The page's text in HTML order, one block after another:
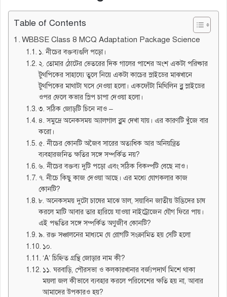
Table of Contents
WBBSE Class 8 MCQ Adaptation Package Science
১. নীচের বক্তব্যগুলি পড়ো।
২. তোমার ঠোটের ভেতরের দিক গালের পাশের অংশ একটা পরিষ্কার
টুথপিকের সাহায্যে তুলে নিয়ে একটা কাচের স্লাইডের মাঝখানে
টুথপিকের মাথাটা ঘসে নেওয়া হলো। একফোঁটা মিথিলিন ব্লু স্লাইডের
ওপর ফেলে কভার স্লিপ চাপা দেওয়া হলো।
৩. সঠিক জোড়টি চিনে নাও –
৪. সমুদ্রে অনেকসময় অ্যালগাল ব্লুম দেখা যায়। এর কারণটি খুঁজে বার
করো।
৫. নীচের কোনটি অজৈব সারের অত্যধিক আর অনিয়ন্ত্রিত
ব্যবহারজনিত ক্ষতির সঙ্গে সম্পর্কিত নয়?
৬. নীচের বক্তব্য দুটি পড়ো এবং সঠিক বিকল্পটি বেছে নাও।
৭. নীচে কিছু কাজ দেওয়া আছে। এর মধ্যে যোগকলার কাজ
কোনটি?
৮. অনেকসময় দুটো চাষের মাঝে ডাল, সয়াবিন জাতীয় উদ্ভিদের চাষ
করলে মাটি আবার তার হারিয়ে যাওয়া নাইট্রোজেন যৌগ ফিরে পায়।
এই পদ্ধতির সঙ্গে সম্পর্কিত অণুজীব কোনটি?
৯. রক্ত সঞ্চালনের মাধ্যমে যে রোগটি সংক্রামিত হয় সেটি হলো
১০.
‘A’ চিহ্নিত গ্রন্থি জোড়ার নাম কী?
১১. ঘরবাড়ি, পৌরসভা ও কলকারখানার বর্জ্যপদার্থ মিশে থাকা
ময়লা জল কীভাবে ব্যবহার করলে পরিবেশের ক্ষতি হয় না, আবার
আমাদের উপকারও হয়?